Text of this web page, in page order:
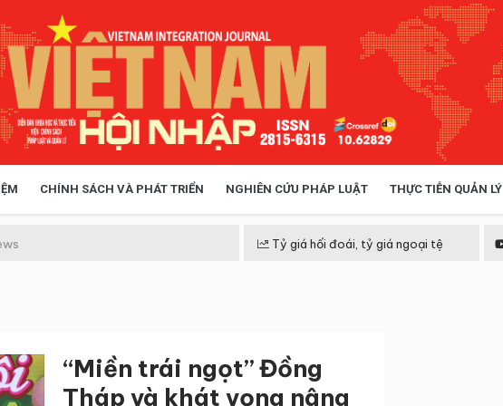
CHÍNH SÁCH VÀ PHÁT TRIỂN NGHIÊN CỨU PHÁP LUẬT THỰC TIỄN QUẢN LÝ
Tỷ giá hối đoái, tỷ giá ngoại tệ
“Miền trái ngọt” Đồng
Tháp và khát vọng nâng